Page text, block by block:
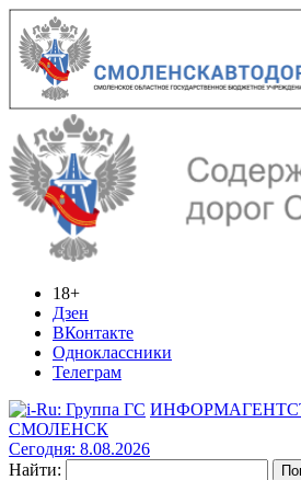
18+
Дзен
ВКонтакте
Одноклассники
Телеграм
СМОЛЕНСК
Сегодня: 8.08.2026
Найти: